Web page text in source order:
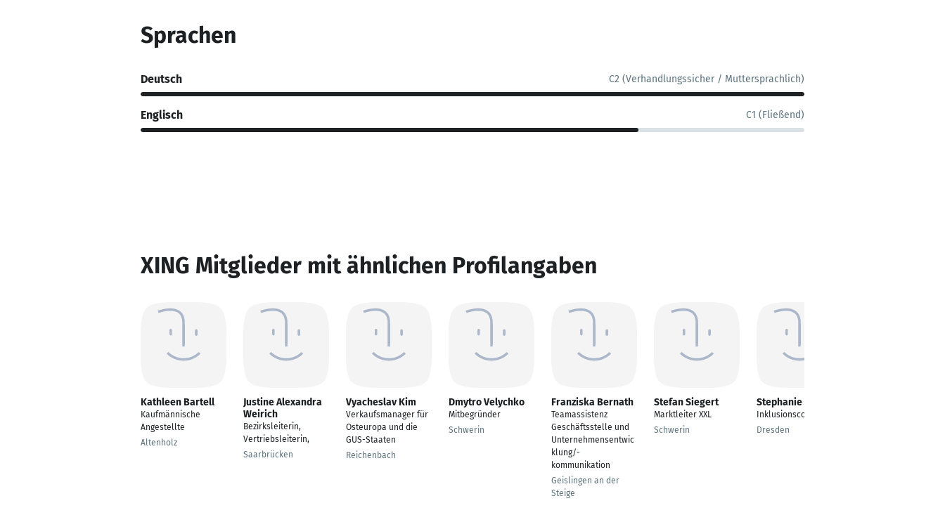
Sprachen
Deutsch C2 (Verhandlungssicher / Muttersprachlich)
Englisch C1 (Fließend)
XING Mitglieder mit ähnlichen Profilangaben
Kathleen Bartell
Kaufmännische
Angestellte
Altenholz
Justine Alexandra
Weirich
Bezirksleiterin,
Vertriebsleiterin,
Saarbrücken
Vyacheslav Kim
Verkaufsmanager für
Osteuropa und die
GUS-Staaten
Reichenbach
Dmytro Velychko
Mitbegründer
Schwerin
Franziska Bernath
Teamassistenz
Geschäftsstelle und
Unternehmensentwic
klung/-
kommunikation
Geislingen an der
Steige
Stefan Siegert
Marktleiter XXL
Schwerin
Stephanie Treppe
Inklusionscoach
Dresden